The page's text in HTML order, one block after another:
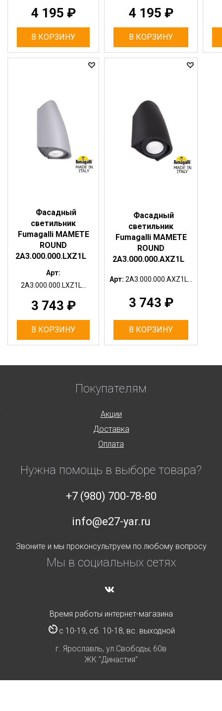
4 195 ₽
В КОРЗИНУ
4 195 ₽
В КОРЗИНУ
Фасадный
светильник
Fumagalli MAMETE
ROUND
2A3.000.000.LXZ1L
Арт:
2A3.000.000.LXZ1L...
3 743 ₽
В КОРЗИНУ
Фасадный
светильник
Fumagalli MAMETE
ROUND
2A3.000.000.AXZ1L
Арт: 2A3.000.000.AXZ1L...
3 743 ₽
В КОРЗИНУ
Покупателям
Акции
Доставка
Оплата
Нужна помощь в выборе товара?
+7 (980) 700-78-80
info@e27-yar.ru
Звоните и мы проконсультруем по любому вопросу
Мы в социальных сетях
Время работы интернет-магазина
с 10-19, сб. 10-18, вс. выходной
г. Ярославль, ул.Свободы, 60в
ЖК "Династия"